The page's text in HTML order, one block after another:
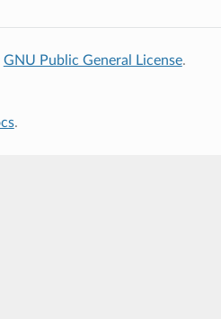
GNU Public General License.
.